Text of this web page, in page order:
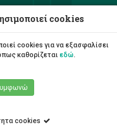
cookies
cookies για να εξασφαλίσει
καθορίζεται εδώ.
cookies